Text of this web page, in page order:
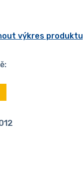
výkres produktu